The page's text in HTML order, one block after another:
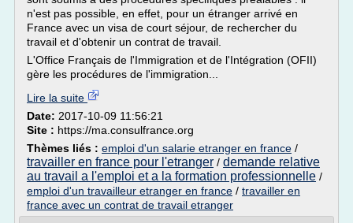
n'est pas possible, en effet, pour un étranger arrivé en
France avec un visa de court séjour, de rechercher du
travail et d'obtenir un contrat de travail.
L'Office Français de l'Immigration et de l'Intégration (OFII)
gère les procédures de l'immigration...
Lire la suite
Date: 2017-10-09 11:56:21
Site : https://ma.consulfrance.org
Thèmes liés : emploi d'un salarie etranger en france /
travailler en france pour l'etranger / demande relative
au travail a l'emploi et a la formation professionnelle /
emploi d'un travailleur etranger en france / travailler en
france avec un contrat de travail etranger